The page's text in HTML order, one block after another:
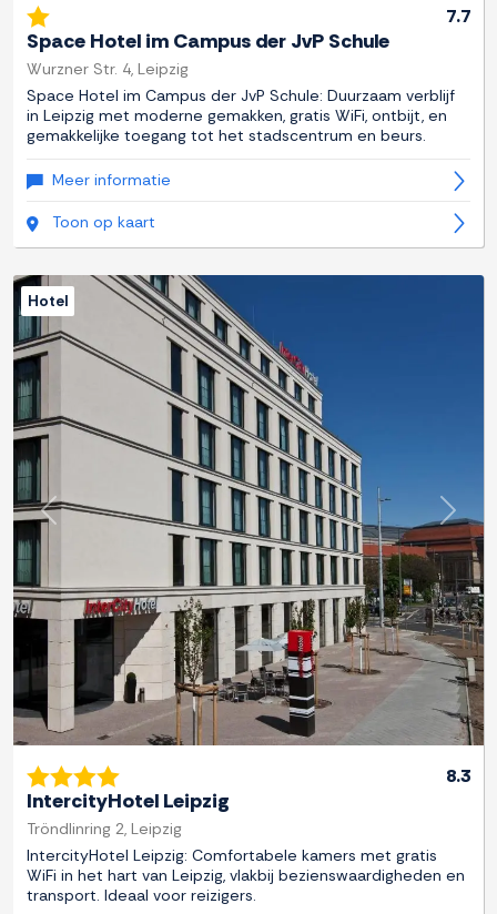
7.7
Space Hotel im Campus der JvP Schule
Wurzner Str. 4, Leipzig
Space Hotel im Campus der JvP Schule: Duurzaam verblijf
in Leipzig met moderne gemakken, gratis WiFi, ontbijt, en
gemakkelijke toegang tot het stadscentrum en beurs.
Meer informatie
Toon op kaart
Previous Next
Hotel
8.3
IntercityHotel Leipzig
Tröndlinring 2, Leipzig
IntercityHotel Leipzig: Comfortabele kamers met gratis
WiFi in het hart van Leipzig, vlakbij bezienswaardigheden en
transport. Ideaal voor reizigers.